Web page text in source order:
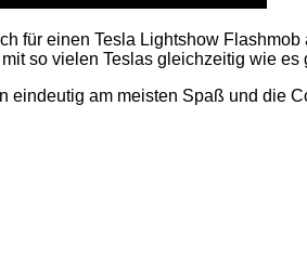
für einen Tesla Lightshow
so vielen Teslas gleichzeitig wie es
eindeutig am meisten Spaß und die